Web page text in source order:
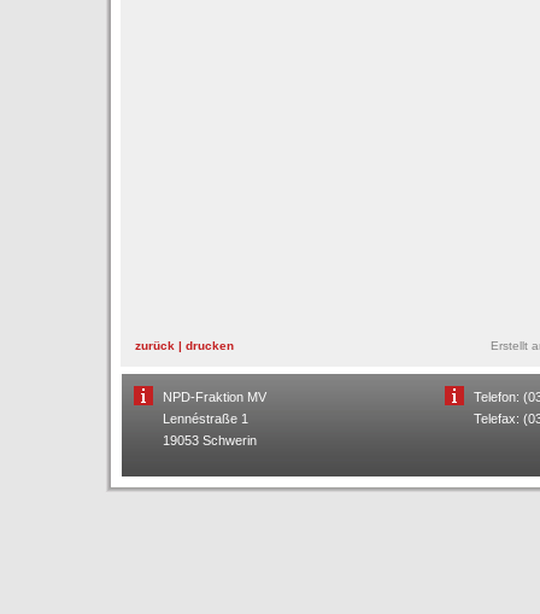
zurück | drucken Erstellt
NPD-Fraktion MV
Lennéstraße 1
19053 Schwerin
Telefon:
Telefax: